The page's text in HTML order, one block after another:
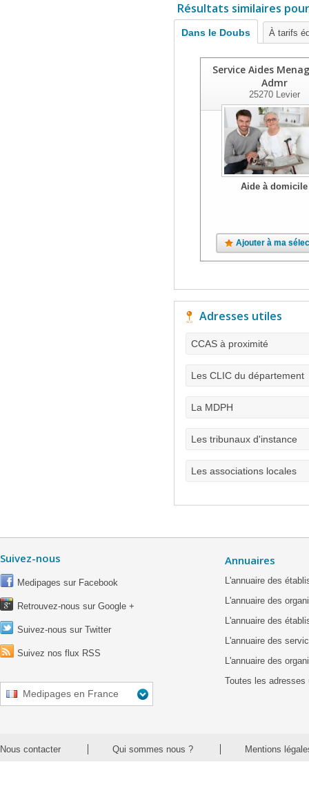
Résultats similaires
Dans le Doubs À tarifs
Service Aides
Admr
25270Levier
Aide à domicile
Ajouter à ma
Adresses utiles
CCAS à proximité
Les CLIC du département
La MDPH
Les tribunaux d'instance
Les associations locales
Suivez-nous
Medipages sur Facebook
Retrouvez-nous sur Google +
Suivez-nous sur Twitter
Suivez nos flux RSS
Medipages en France
Annuaires
L'annuaire des
L'annuaire des
L'annuaire des
L'annuaire des
L'annuaire des
Toutes les adresses
Nous contacter Qui sommes nous ? Mentions